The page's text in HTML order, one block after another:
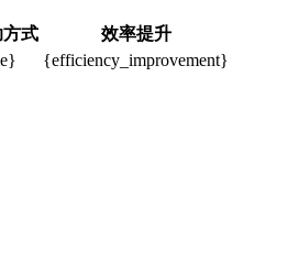
式
效率提升
{efficiency_improvement}